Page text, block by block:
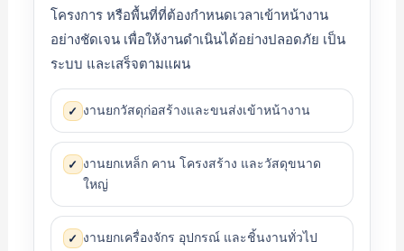
โครงการ หรือพื้นที่ที่ต้องกำหนดเวลาเข้าหน้างาน
อย่างชัดเจน เพื่อให้งานดำเนินได้อย่างปลอดภัย เป็น
ระบบ และเสร็จตามแผน
✓ งานยกวัสดุก่อสร้างและขนส่งเข้าหน้างาน
✓ งานยกเหล็ก คาน โครงสร้าง และวัสดุขนาด
ใหญ่
✓ งานยกเครื่องจักร อุปกรณ์ และชิ้นงานทั่วไป